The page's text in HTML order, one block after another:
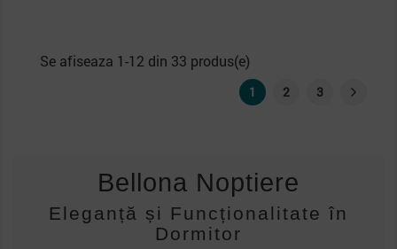
Se afiseaza 1-12 din 33 produs(e)
1 2 3
Bellona Noptiere
Eleganță și Funcționalitate în
Dormitor